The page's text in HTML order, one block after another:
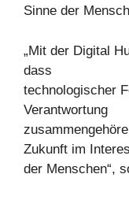
Sinne der
„Mit der Digital
dass
technologischer
Verantwortung
Zukunft im
der Menschen“,